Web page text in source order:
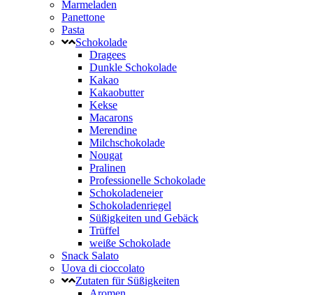
Marmeladen
Panettone
Pasta
Schokolade
Dragees
Dunkle Schokolade
Kakao
Kakaobutter
Kekse
Macarons
Merendine
Milchschokolade
Nougat
Pralinen
Professionelle Schokolade
Schokoladeneier
Schokoladenriegel
Süßigkeiten und Gebäck
Trüffel
weiße Schokolade
Snack Salato
Uova di cioccolato
Zutaten für Süßigkeiten